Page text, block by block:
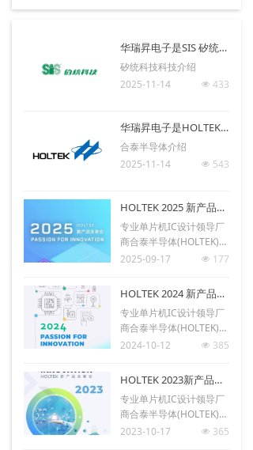
华瑞昇杯
华瑞昇电子是SIS 矽统科技正式授权代理商
矽统科技科技介绍
넶 433
2025-11-14
华瑞昇电子是HOLTEK(合泰)正式授权代理商
合泰半导体介绍
넶 543
2025-11-14
HOLTEK 2025 新产品发表会
专业单片机IC设计领导厂
商合泰半导体(HOLTEK)将
于10月16日至11月14日
开2025年新产品发表会。
넶 177
2025-09-17
HOLTEK 2024 新产品发表会
专业单片机IC设计领导厂
商合泰半导体(HOLTEK)将
于10月22日至11月28日
开2024年新产品发表会。
넶 385
2024-10-12
HOLTEK 2023新产品发表会
专业单片机IC设计领导厂
商合泰半导体(HOLTEK)将
于10月26日至11月30日
넶 365
2023-10-17